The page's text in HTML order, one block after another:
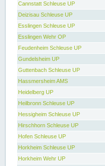
Cannstatt Schleuse UP
Deizisau Schleuse UP
Esslingen Schleuse UP
Esslingen Wehr OP
Feudenheim Schleuse UP
Gundelsheim UP
Guttenbach Schleuse UP
Hassmersheim AMS
Heidelberg UP
Heilbronn Schleuse UP
Hessigheim Schleuse UP
Hirschhorn Schleuse UP
Hofen Schleuse UP
Horkheim Schleuse UP
Horkheim Wehr UP